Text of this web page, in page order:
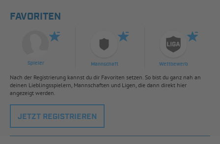
FAVORITEN
Spieler Mannschaft Wettbewerb
Nach der Registrierung kannst du dir Favoriten setzen. So bist du ganz nah an
deinen Lieblingsspielern, Mannschaften und Ligen, die dann direkt hier
angezeigt werden.
JETZT REGISTRIEREN